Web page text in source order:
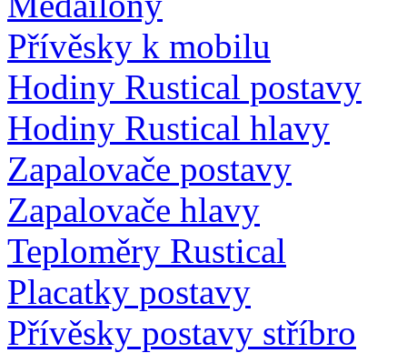
Přívěsky k mobilu
Hodiny Rustical postavy
Hodiny Rustical hlavy
Zapalovače postavy
Zapalovače hlavy
Teploměry Rustical
Placatky postavy
Přívěsky postavy stříbro